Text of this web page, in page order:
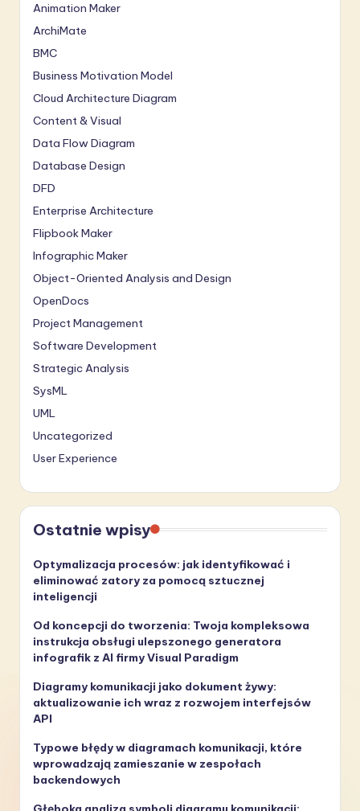
Animation Maker
ArchiMate
BMC
Business Motivation Model
Cloud Architecture Diagram
Content & Visual
Data Flow Diagram
Database Design
DFD
Enterprise Architecture
Flipbook Maker
Infographic Maker
Object-Oriented Analysis and Design
OpenDocs
Project Management
Software Development
Strategic Analysis
SysML
UML
Uncategorized
User Experience
Ostatnie wpisy
Optymalizacja procesów: jak identyfikować i
eliminować zatory za pomocą sztucznej
inteligencji
Od koncepcji do tworzenia: Twoja kompleksowa
instrukcja obsługi ulepszonego generatora
infografik z AI firmy Visual Paradigm
Diagramy komunikacji jako dokument żywy:
aktualizowanie ich wraz z rozwojem interfejsów
API
Typowe błędy w diagramach komunikacji, które
wprowadzają zamieszanie w zespołach
backendowych